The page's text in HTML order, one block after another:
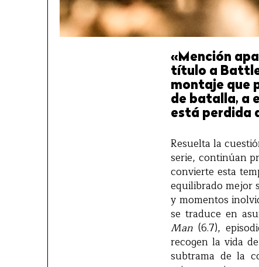
«Mención
título a
montaje que
de batalla, a
está perdida
Resuelta la
serie, continúan
convierte esta
equilibrado mejor
y momentos
se traduce en
Man (6.7),
recogen la vida
subtrama de la